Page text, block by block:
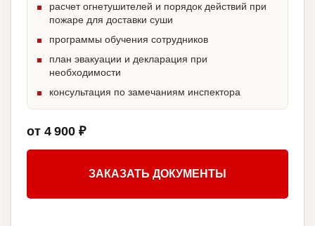
расчет огнетушителей и порядок действий при
пожаре для доставки суши
программы обучения сотрудников
план эвакуации и декларация при
необходимости
консультация по замечаниям инспектора
от 4 900 ₽
ЗАКАЗАТЬ ДОКУМЕНТЫ